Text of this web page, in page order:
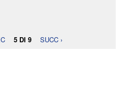
5 DI 9 SUCC ›